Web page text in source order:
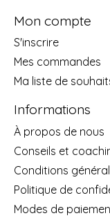
Mon compte
S'inscrire
Mes commandes
Ma liste de
Informations
À propos de nous
Conseils et
Conditions
Politique de
Modes de